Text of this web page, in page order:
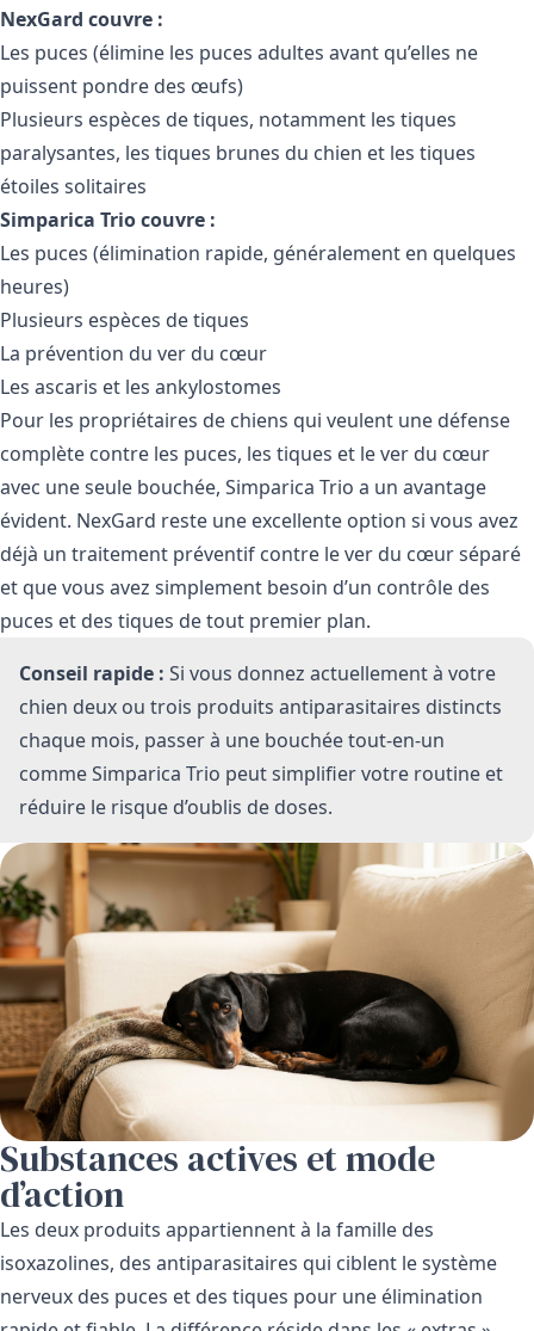
NexGard couvre :
Les puces (élimine les puces adultes avant qu’elles ne
puissent pondre des œufs)
Plusieurs espèces de tiques, notamment les tiques
paralysantes, les tiques brunes du chien et les tiques
étoiles solitaires
Simparica Trio couvre :
Les puces (élimination rapide, généralement en quelques
heures)
Plusieurs espèces de tiques
La prévention du ver du cœur
Les ascaris et les ankylostomes
Pour les propriétaires de chiens qui veulent une défense
complète contre les puces, les tiques et le ver du cœur
avec une seule bouchée, Simparica Trio a un avantage
évident. NexGard reste une excellente option si vous avez
déjà un traitement préventif contre le ver du cœur séparé
et que vous avez simplement besoin d’un contrôle des
puces et des tiques de tout premier plan.
Conseil rapide : Si vous donnez actuellement à votre
chien deux ou trois produits antiparasitaires distincts
chaque mois, passer à une bouchée tout-en-un
comme Simparica Trio peut simplifier votre routine et
réduire le risque d’oublis de doses.
Substances actives et mode
d’action
Les deux produits appartiennent à la famille des
isoxazolines, des antiparasitaires qui ciblent le système
nerveux des puces et des tiques pour une élimination